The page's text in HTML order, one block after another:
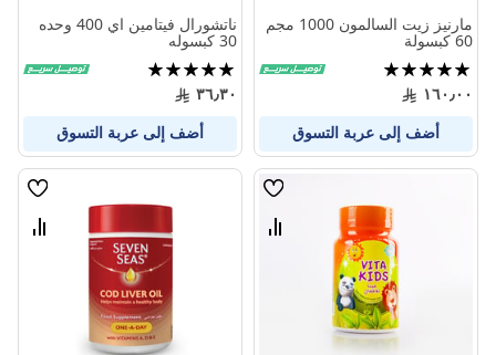
مارنيز زيت السالمون 1000 مجم
60 كبسولة
تقييم:
100%
١٦٠٫٠٠
أضف إلى عربة التسوق
ناتشورال فيتامين اي 400 وحده
30 كبسوله
تقييم:
100%
٣٦٫٣٠
أضف إلى عربة التسوق
قائمة
قارن
قائمة
قارن